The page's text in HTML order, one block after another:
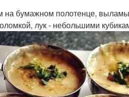
бумажном полотенце,
лук - небольшими